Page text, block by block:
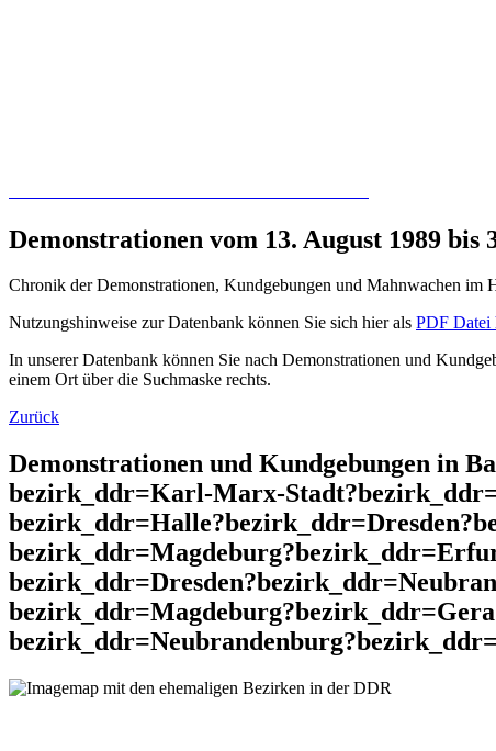
Demonstrationen vom 13. August 1989
Chronik der Demonstrationen, Kundgebungen und Mahnwachen im
Nutzungshinweise zur Datenbank können Sie sich hier als PDF Datei
In unserer Datenbank können Sie nach Demonstrationen und
einem Ort über die Suchmaske rechts.
Zurück
Demonstrationen und Kundgebungen in
bezirk_ddr=Karl-Marx-